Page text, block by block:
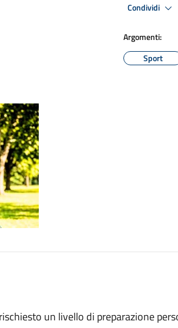
Condividi
Argomenti:
Sport
un livello di preparazione